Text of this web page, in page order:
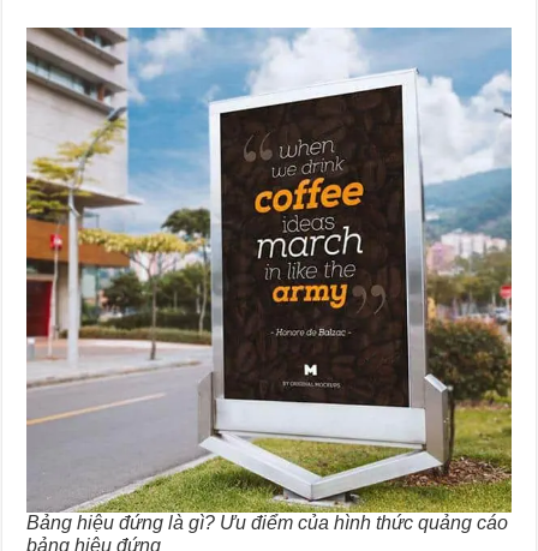
Bảng hiệu đứng là gì? Ưu điểm của hình thức quảng cáo
bảng hiệu đứng